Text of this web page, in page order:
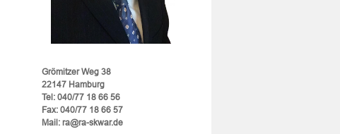
Grömitzer Weg 38
22147 Hamburg
Tel: 040/77 18 66 56
Fax: 040/77 18 66 57
Mail: ra@ra-skwar.de